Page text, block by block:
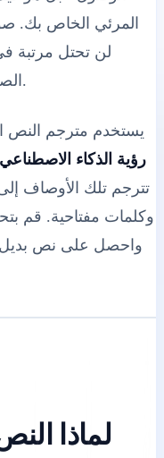
المرئي الخاص بك.
لن تحتل مرتبة
الصفحة المحيطة مترجمة بشكل مثالي.
يستخدم مترجم النص
رؤية الذكاء الاصطناعي
تترجم تلك الأوصاف
وكلمات مفتاحية. قم
واحصل على نص بديل
لماذا